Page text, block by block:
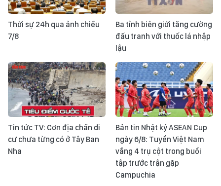
Thời sự 24h qua ảnh chiều
7/8
Ba tỉnh biên giới tăng cường
đấu tranh với thuốc lá nhập
lậu
Tin tức TV: Cơn địa chấn di
cư chưa từng có ở Tây Ban
Nha
Bản tin Nhật ký ASEAN Cup
ngày 6/8: Tuyển Việt Nam
vắng 4 trụ cột trong buổi
tập trước trận gặp
Campuchia